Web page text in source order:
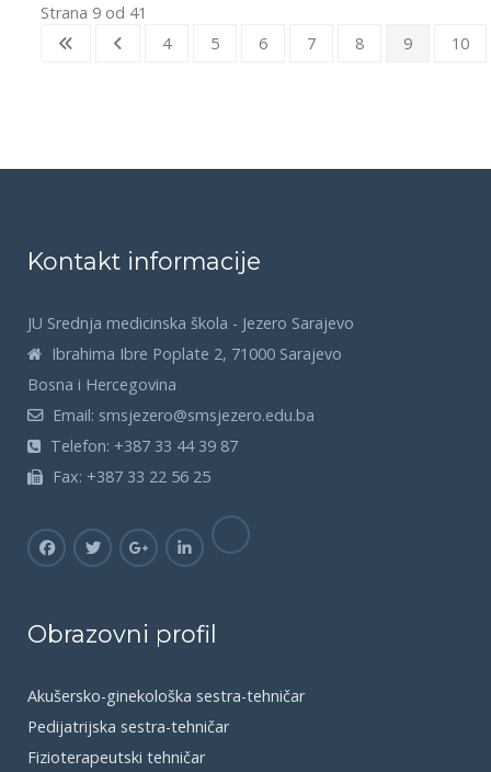
Strana 9 od 41
4
5 6 7 8 9 10
Kontakt informacije
JU Srednja medicinska škola - Jezero Sarajevo
Ibrahima Ibre Poplate 2, 71000 Sarajevo
Bosna i Hercegovina
Email: smsjezero@smsjezero.edu.ba
Telefon: +387 33 44 39 87
Fax: +387 33 22 56 25
Obrazovni profil
Akušersko-ginekološka sestra-tehničar
Pedijatrijska sestra-tehničar
Fizioterapeutski tehničar